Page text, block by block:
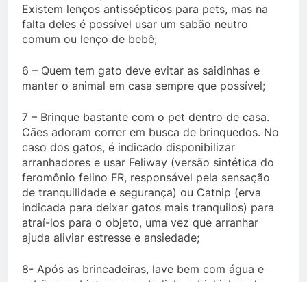
Existem lenços antissépticos para pets, mas na
falta deles é possível usar um sabão neutro
comum ou lenço de bebê;
6 – Quem tem gato deve evitar as saidinhas e
manter o animal em casa sempre que possível;
7 – Brinque bastante com o pet dentro de casa.
Cães adoram correr em busca de brinquedos. No
caso dos gatos, é indicado disponibilizar
arranhadores e usar Feliway (versão sintética do
feromônio felino FR, responsável pela sensação
de tranquilidade e segurança) ou Catnip (erva
indicada para deixar gatos mais tranquilos) para
atraí-los para o objeto, uma vez que arranhar
ajuda aliviar estresse e ansiedade;
8- Após as brincadeiras, lave bem com água e